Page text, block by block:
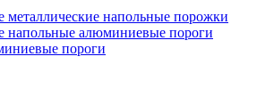
металлические напольные порожки
напольные алюминиевые пороги
пороги